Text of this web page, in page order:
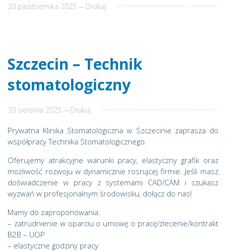
20 października 2025--- Drukuj
Szczecin – Technik
stomatologiczny
30 sierpnia 2025--- Drukuj
Prywatna Klinika Stomatologiczna w Szczecinie zaprasza do
współpracy Technika Stomatologicznego.
Oferujemy atrakcyjne warunki pracy, elastyczny grafik oraz
możliwość rozwoju w dynamicznie rosnącej firmie. Jeśli masz
doświadczenie w pracy z systemami CAD/CAM i szukasz
wyzwań w profesjonalnym środowisku, dołącz do nas!
Mamy do zaproponowania:
– zatrudnienie w oparciu o umowę o pracę/zlecenie/kontrakt
B2B – UOP
– elastyczne godziny pracy